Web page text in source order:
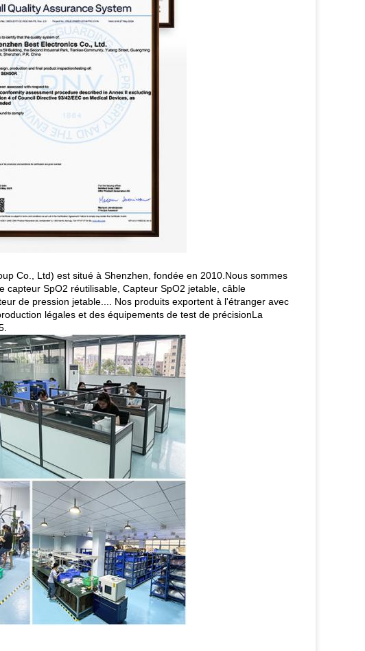
Co., Ltd) est situé à Shenzhen, fondée en 2010.Nous sommes
SpO2 réutilisable, Capteur SpO2 jetable, câble
de pression jetable.... Nos produits exportent à l'étranger avec
légales et des équipements de test de précisionLa